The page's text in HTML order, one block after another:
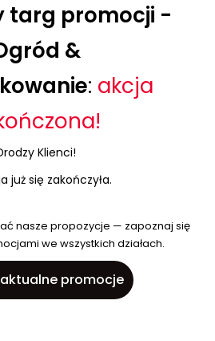
targ promocji -
&
: akcja
Klienci!
już się zakończyła.
nasze propozycje — zapoznaj się
we wszystkich działach.
promocje